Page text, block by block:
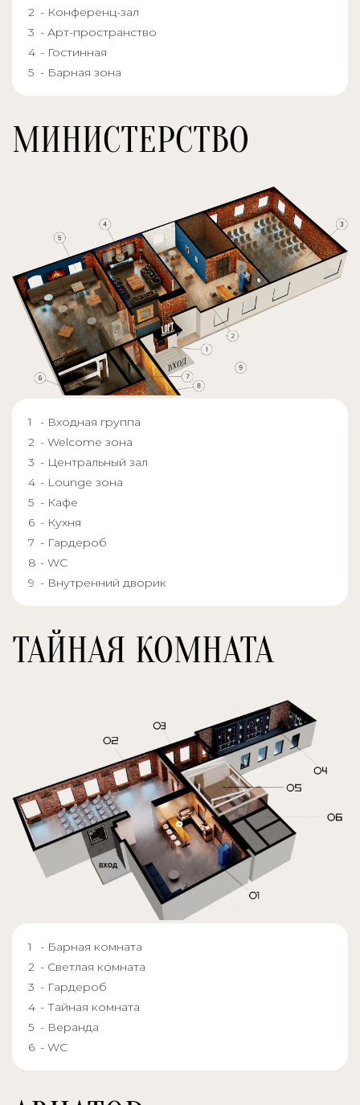
- Конференц-зал
- Арт-пространство
- Гостинная
- Барная зона
МИНИСТЕРСТВО
- Входная группа
- Welcome зона
- Центральный зал
- Lounge зона
- Кафе
- Кухня
- Гардероб
- WC
- Внутренний дворик
ТАЙНАЯ КОМНАТА
- Барная комната
- Светлая комната
- Гардероб
- Тайная комната
- Веранда
- WC